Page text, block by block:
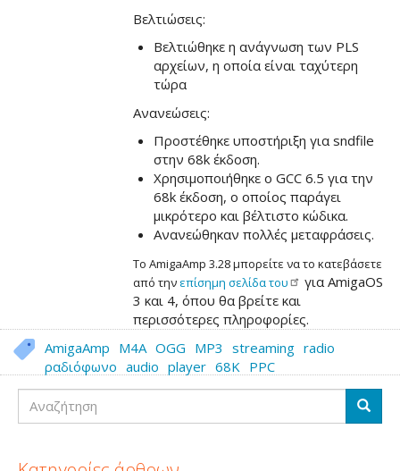
Βελτιώσεις:
Βελτιώθηκε η ανάγνωση των PLS
αρχείων, η οποία είναι ταχύτερη
τώρα
Ανανεώσεις:
Προστέθηκε υποστήριξη για sndfile
στην 68k έκδοση.
Χρησιμοποιήθηκε ο GCC 6.5 για την
68k έκδοση, ο οποίος παράγει
μικρότερο και βέλτιστο κώδικα.
Ανανεώθηκαν πολλές μεταφράσεις.
Το AmigaAmp 3.28 μπορείτε να το κατεβάσετε
από την επίσημη σελίδατου
για AmigaOS
3 και 4, όπου θα βρείτε και
περισσότερες πληροφορίες.
AmigaAmp M4A OGG MP3 streaming radio
ραδιόφωνο audio player 68K PPC
Αναζήτηση